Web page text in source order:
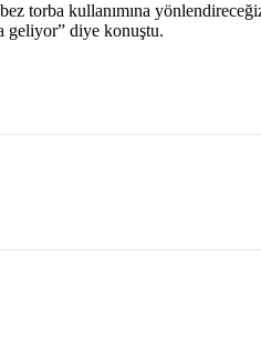
torba kullanımına
geliyor” diye konuştu.